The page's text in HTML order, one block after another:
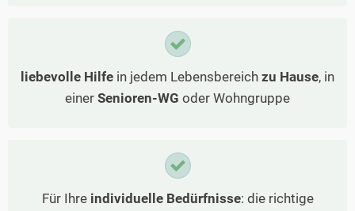
liebevolle Hilfe in jedem Lebensbereich zu Hause, in
einer Senioren-WG oder Wohngruppe
Für Ihre individuelle Bedürfnisse: die richtige